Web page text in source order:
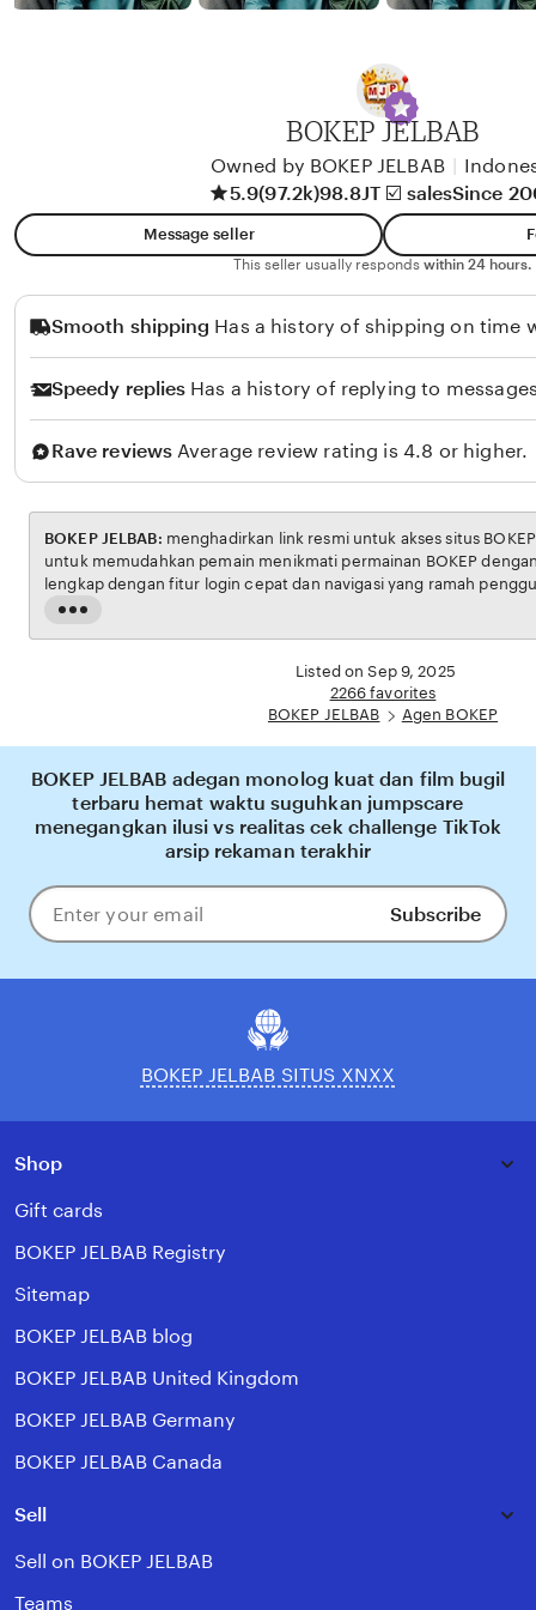
l
o
BOKEP JELBAB
Owned by BOKEP JELBAB
5.9(97.2k)98.8JT ☑️ salesSince
Message seller
This seller usually responds within 24 hours.
Smooth shipping Has a history of shipping on time
Speedy replies Has a history of replying to
Rave reviews Average review rating is 4.8 or higher.
Read
the
BOKEP JELBAB:
untuk memudahkan pemain menikmati permainan BOKEP dengan aman dan transparan,
lengkap dengan fitur login cepat dan navigasi yang ramah pengguna. Setiap transaksi
dijamin aman, sementara update hasil dan informasi permainan selalu tersedia secara real-
Listed on Sep 9, 2025
2266 favorites
BOKEP JELBAB
Agen BOKEP
BOKEP JELBAB adegan monolog kuat dan film bugil
terbaru hemat waktu suguhkan jumpscare
menegangkan ilusi vs realitas cek challenge TikTok
arsip rekaman terakhir
Enter
your
Subscribe
BOKEP JELBAB SITUS XNXX
Shop
Gift cards
BOKEP JELBAB Registry
Sitemap
BOKEP JELBAB blog
BOKEP JELBAB United Kingdom
BOKEP JELBAB Germany
BOKEP JELBAB Canada
Sell
Sell on BOKEP JELBAB
Teams